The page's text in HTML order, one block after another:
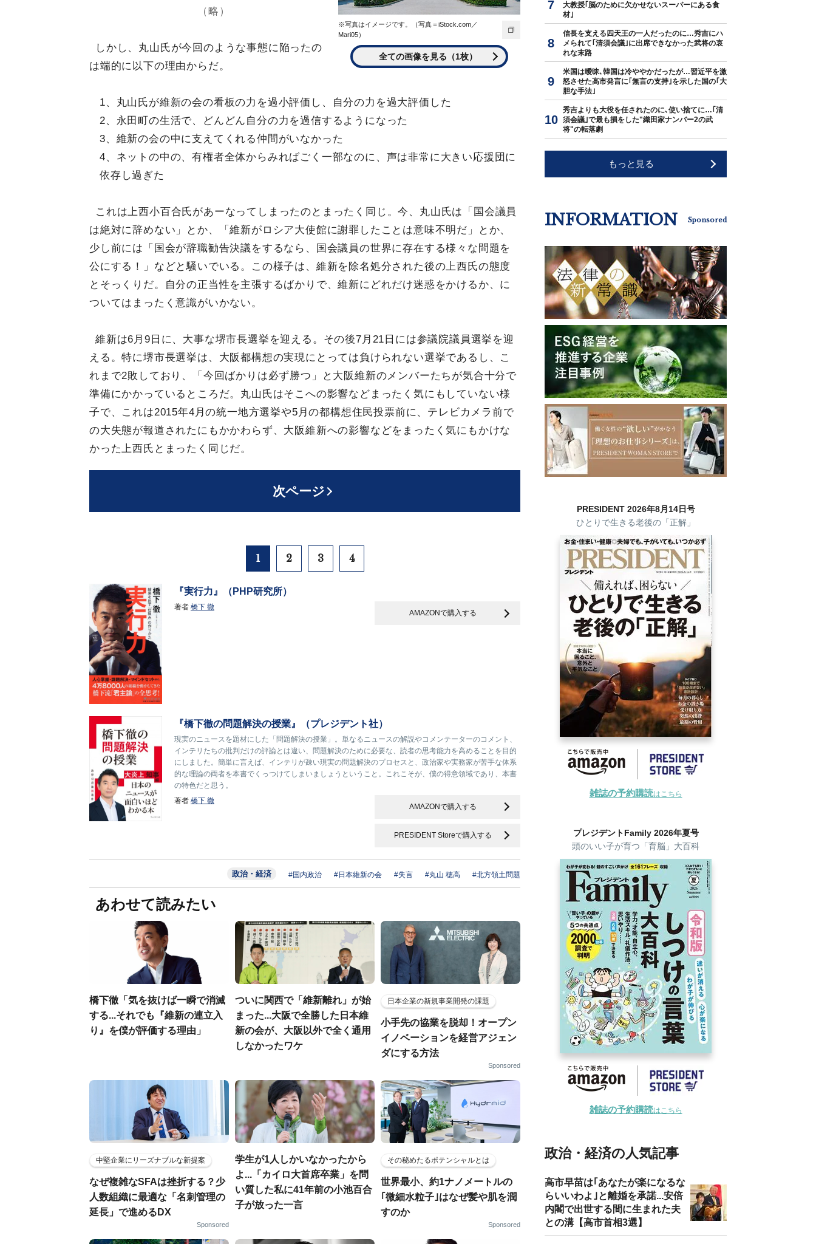
※写真はイメージです。（写真＝iStock.com／
Mari05）
全ての画像を見る（1枚）
（略）
しかし、丸山氏が今回のような事態に陥ったの
は端的に以下の理由からだ。
1、丸山氏が維新の会の看板の力を過小評価し、自分の力を過大評価した
2、永田町の生活で、どんどん自分の力を過信するようになった
3、維新の会の中に支えてくれる仲間がいなかった
4、ネットの中の、有権者全体からみればごく一部なのに、声は非常に大きい応援団に
依存し過ぎた
これは上西小百合氏があーなってしまったのとまったく同じ。今、丸山氏は「国会議員
は絶対に辞めない」とか、「維新がロシア大使館に謝罪したことは意味不明だ」とか、
少し前には「国会が辞職勧告決議をするなら、国会議員の世界に存在する様々な問題を
公にする！」などと騒いでいる。この様子は、維新を除名処分された後の上西氏の態度
とそっくりだ。自分の正当性を主張するばかりで、維新にどれだけ迷惑をかけるか、に
ついてはまったく意識がいかない。
維新は6月9日に、大事な堺市長選挙を迎える。その後7月21日には参議院議員選挙を迎
える。特に堺市長選挙は、大阪都構想の実現にとっては負けられない選挙であるし、こ
れまで2敗しており、「今回ばかりは必ず勝つ」と大阪維新のメンバーたちが気合十分で
準備にかかっているところだ。丸山氏はそこへの影響などまったく気にもしていない様
子で、これは2015年4月の統一地方選挙や5月の都構想住民投票前に、テレビカメラ前で
の大失態が報道されたにもかかわらず、大阪維新への影響などをまったく気にもかけな
かった上西氏とまったく同じだ。
次ページ
1 2 3 4
『実行力』（PHP研究所）
著者 橋下 徹
AMAZONで購入する
『橋下徹の問題解決の授業』（プレジデント社）
現実のニュースを題材にした「問題解決の授業」。単なるニュースの解説やコメンテーターのコメント、
インテリたちの批判だけの評論とは違い、問題解決のために必要な、読者の思考能力を高めることを目的
にしました。簡単に言えば、インテリが疎い現実の問題解決のプロセスと、政治家や実務家が苦手な体系
的な理論の両者を本書でくっつけてしまいましょうということ。これこそが、僕の得意領域であり、本書
の特色だと思う。
著者 橋下 徹
AMAZONで購入する
PRESIDENT Storeで購入する
政治・経済 #国内政治 #日本維新の会 #失言 #丸山 穂高 #北方領土問題
あわせて読みたい
橋下徹「気を抜けば一瞬で消滅
する...それでも『維新の連立入
り』を僕が評価する理由」
ついに関西で「維新離れ」が始
まった...大阪で全勝した日本維
新の会が、大阪以外で全く通用
しなかったワケ
日本企業の新規事業開発の課題
小手先の協業を脱却！オープン
イノベーションを経営アジェン
ダにする方法
Sponsored
中堅企業にリーズナブルな新提案
なぜ複雑なSFAは挫折する？少
人数組織に最適な「名刺管理の
延長」で進めるDX
Sponsored
学生が1人しかいなかったから
よ...「カイロ大首席卒業」を問
い質した私に41年前の小池百合
子が放った一言
その秘めたるポテンシャルとは
世界最小、約1ナノメートルの
｢微細水粒子｣はなぜ髪や肌を潤
すのか
Sponsored
大教授｢脳のために欠かせないスーパーにある食
材｣
信長を支える四天王の一人だったのに…秀吉にハ
メられて｢清須会議｣に出席できなかった武将の哀
れな末路
米国は曖昧､韓国は冷ややかだったが…習近平を激
怒させた高市発言に｢無言の支持｣を示した国の｢大
胆な手法｣
秀吉よりも大役を任されたのに､使い捨てに…｢清
須会議｣で最も損をした"織田家ナンバー2の武
将"の転落劇
もっと見る
INFORMATION Sponsored
PRESIDENT 2026年8月14日号
ひとりで生きる老後の「正解」
雑誌の予約購読はこちら
プレジデントFamily 2026年夏号
頭のいい子が育つ「育脳」大百科
雑誌の予約購読はこちら
政治・経済の人気記事
高市早苗は｢あなたが楽になるな
らいいわよ｣と離婚を承諾...安倍
内閣で出世する間に生まれた夫
との溝【高市首相3選】